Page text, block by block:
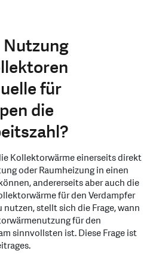
für
die
Kollektorwärme einerseits direkt
oder Raumheizung in einen
andererseits aber auch die
für den Verdampfer
nutzen, stellt sich die Frage, wann
für den
sinnvollsten ist. Diese Frage ist